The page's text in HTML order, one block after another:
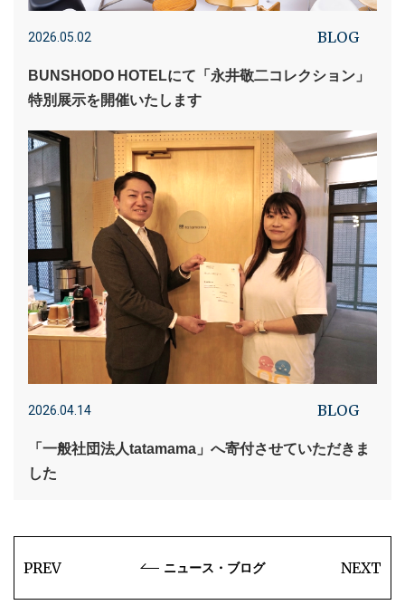
2026.05.02 BLOG
BUNSHODO HOTELにて「永井敬二コレクション」
特別展示を開催いたします
2026.04.14 BLOG
「一般社団法人tatamama」へ寄付させていただきま
した
PREV ニュース・ブログ NEXT